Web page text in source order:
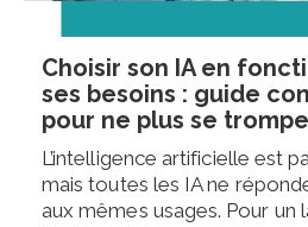
Choisir son IA en
ses besoins : guide
pour ne plus se
L’intelligence artificielle est
mais toutes les IA ne
aux mêmes usages. Pour un